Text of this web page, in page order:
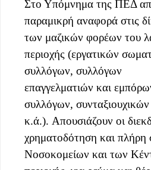
Στο Υπόμνημα της ΠΕΔ
παραμικρή αναφορά στις
των μαζικών φορέων του
περιοχής (εργατικών
συλλόγων, συλλόγων
επαγγελματιών και
συλλόγων,
κ.ά.). Απουσιάζουν οι
χρηματοδότηση και πλήρη
Νοσοκομείων και των